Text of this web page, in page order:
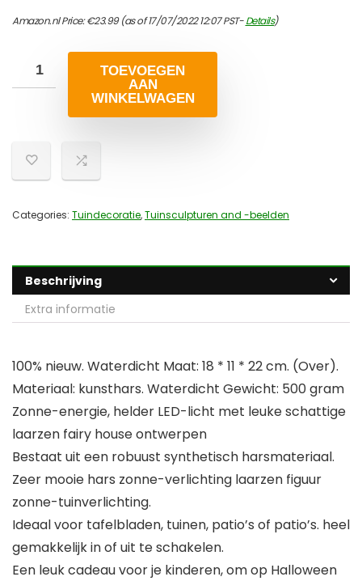
Amazon.nl Price:€23.99(as of 17/07/2022 12:07 PST-Details)
TOEVOEGEN
AAN
WINKELWAGEN
Categories: Tuindecoratie,Tuinsculpturen and -beelden
Beschrijving
Extra informatie
100% nieuw. Waterdicht Maat: 18 * 11 * 22 cm. (Over).
Materiaal: kunsthars. Waterdicht Gewicht: 500 gram
Zonne-energie, helder LED-licht met leuke schattige
laarzen fairy house ontwerpen
Bestaat uit een robuust synthetisch harsmateriaal.
Zeer mooie hars zonne-verlichting laarzen figuur
zonne-tuinverlichting.
Ideaal voor tafelbladen, tuinen, patio’s of patio’s. heel
gemakkelijk in of uit te schakelen.
Een leuk cadeau voor je kinderen, om op Halloween